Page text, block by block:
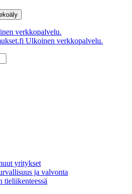
verkkopalvelu.
Ulkoinen verkkopalvelu.
yritykset
ja valvonta
tieliikenteessä